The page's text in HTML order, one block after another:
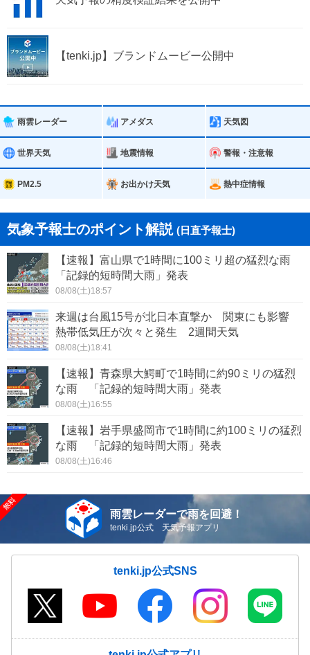
【tenki.jp】ブランドムービー公開中
雨雲レーダー アメダス 天気図
世界天気 地震情報 警報・注意報
PM2.5 お出かけ天気 熱中症情報
気象予報士のポイント解説 (日直予報士)
【速報】富山県で1時間に100ミリ超の猛烈な雨
「記録的短時間大雨」発表
08/08(土)18:57
来週は台風15号が北日本直撃か 関東にも影響
熱帯低気圧が次々と発生 2週間天気
08/08(土)18:41
【速報】青森県大鰐町で1時間に約90ミリの猛烈
な雨 「記録的短時間大雨」発表
08/08(土)16:55
【速報】岩手県盛岡市で1時間に約100ミリの猛烈
な雨 「記録的短時間大雨」発表
08/08(土)16:46
雨雲レーダーで雨を回避！
tenki.jp公式 天気予報アプリ
tenki.jp公式SNS